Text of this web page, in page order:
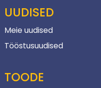
UUDISED
Meie uudised
Tööstusuudised
TOODE